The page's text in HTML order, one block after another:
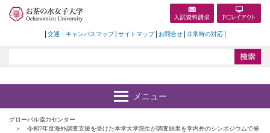
交通・キャンパスマップ サイトマップ お問合せ 非常時の対応
グローバル協力センター
令和7年度海外調査支援を受けた本学大学院生が調査結果を学内外のシンポジウムで発